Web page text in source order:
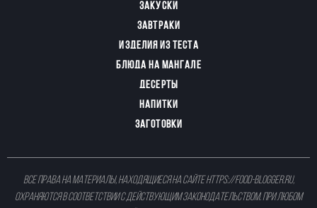
ЗАКУСКИ
ЗАВТРАКИ
ИЗДЕЛИЯ ИЗ ТЕСТА
БЛЮДА НА МАНГАЛЕ
ДЕСЕРТЫ
НАПИТКИ
ЗАГОТОВКИ
Все права на материалы, находящиеся на сайтеhttps://food-blogger.ru,
охраняются в соответствии с действующим законодательством. При любом